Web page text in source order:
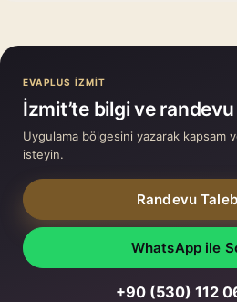
EVAPLUS İZMİT
İzmit’te bilgi ve randevu
Uygulama bölgesini yazarak kapsam
isteyin.
Randevu
WhatsApp ile
+90 (530) 112